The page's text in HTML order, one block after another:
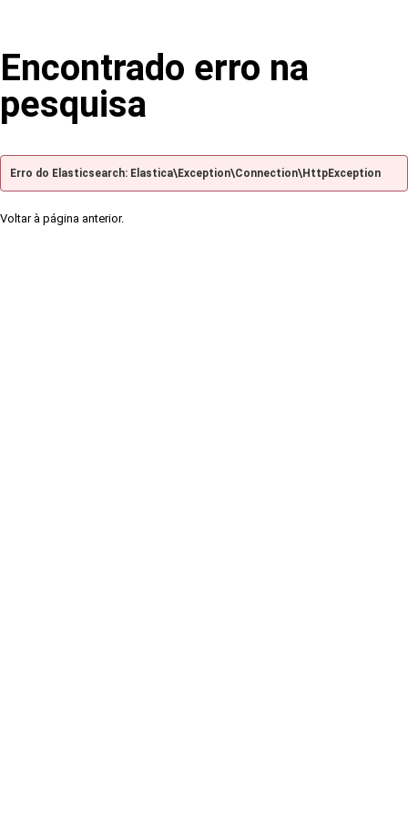
Encontrado erro na
pesquisa
Erro do Elasticsearch: Elastica\Exception\Connection\HttpException
Voltar à página anterior.